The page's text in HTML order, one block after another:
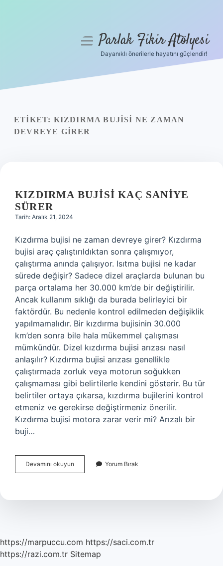
Yasal Uyarı
menüyüParlak Fikir Atölyesi
Dayanıklı önerilerle hayatını güçlendir!
ETIKET: KIZDIRMA BUJISI NE ZAMAN
DEVREYE GIRER
KIZDIRMA BUJISI KAÇ SANIYE
SÜRER
Tarih: Aralık 21, 2024
Kızdırma bujisi ne zaman devreye girer? Kızdırma
bujisi araç çalıştırıldıktan sonra çalışmıyor,
çalıştırma anında çalışıyor. Isıtma bujisi ne kadar
sürede değişir? Sadece dizel araçlarda bulunan bu
parça ortalama her 30.000 km’de bir değiştirilir.
Ancak kullanım sıklığı da burada belirleyici bir
faktördür. Bu nedenle kontrol edilmeden değişiklik
yapılmamalıdır. Bir kızdırma bujisinin 30.000
km’den sonra bile hala mükemmel çalışması
mümkündür. Dizel kızdırma bujisi arızası nasıl
anlaşılır? Kızdırma bujisi arızası genellikle
çalıştırmada zorluk veya motorun soğukken
çalışmaması gibi belirtilerle kendini gösterir. Bu tür
belirtiler ortaya çıkarsa, kızdırma bujilerini kontrol
etmeniz ve gerekirse değiştirmeniz önerilir.
Kızdırma bujisi motora zarar verir mi? Arızalı bir
buji…
Devamını okuyun Kızdırma
Bujisi
Sürer
Yorum Bırak
https://marpuccu.com https://saci.com.tr
https://razi.com.tr Sitemap